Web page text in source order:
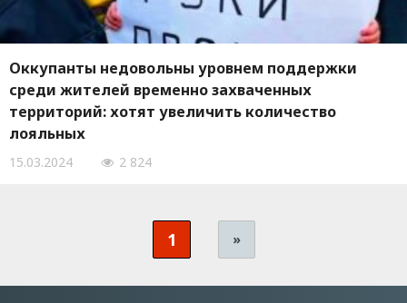
Оккупанты недовольны уровнем поддержки
среди жителей временно захваченных
территорий: хотят увеличить количество
лояльных
15.03.2024 2 824
1 »